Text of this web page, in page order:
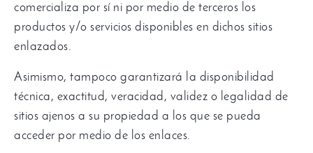
comercializa por sí ni por medio de terceros los
productos y/o servicios disponibles en dichos sitios
enlazados.
Asimismo, tampoco garantizará la disponibilidad
técnica, exactitud, veracidad , validez o legalidad de
sitios ajenos a su propiedad a los que se pueda
acceder por medio de los enlaces.